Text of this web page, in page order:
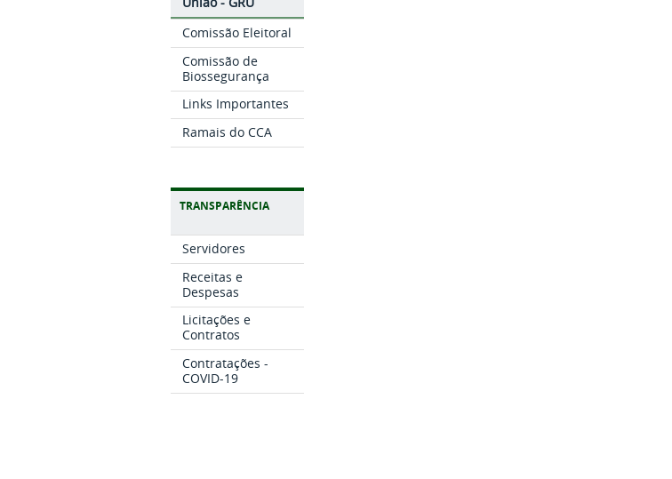
Comissão Eleitoral
Comissão de
Biossegurança
Links Importantes
Ramais do CCA
TRANSPARÊNCIA
Servidores
Receitas e
Despesas
Licitações e
Contratos
Contratações -
COVID-19